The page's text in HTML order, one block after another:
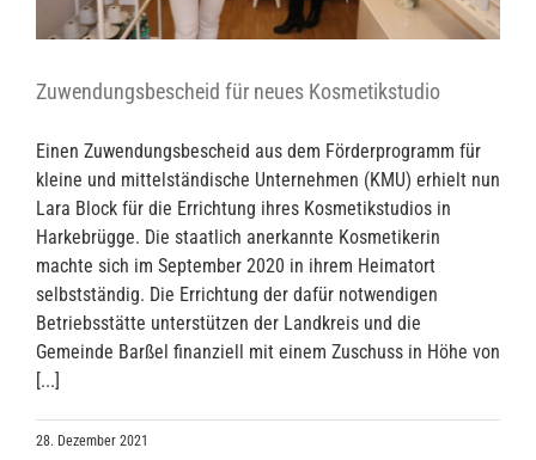
Zuwendungsbescheid für neues Kosmetikstudio
Einen Zuwendungsbescheid aus dem Förderprogramm für
kleine und mittelständische Unternehmen (KMU) erhielt nun
Lara Block für die Errichtung ihres Kosmetikstudios in
Harkebrügge. Die staatlich anerkannte Kosmetikerin
machte sich im September 2020 in ihrem Heimatort
selbstständig. Die Errichtung der dafür notwendigen
Betriebsstätte unterstützen der Landkreis und die
Gemeinde Barßel finanziell mit einem Zuschuss in Höhe von
[...]
28. Dezember 2021